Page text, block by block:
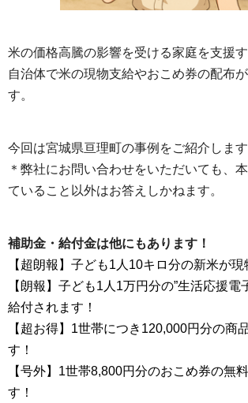
米の価格高騰の影響を受ける家庭を支援
自治体で米の現物支給やおこめ券の配布
す。
今回は宮城県亘理町の事例をご紹介します
＊弊社にお問い合わせをいただいても、
ていること以外はお答えしかねます。
補助金・給付金は他にもあります！
【超朗報】子ども1人10キロ分の新米が現
【朗報】子ども1人1万円分の”生活応援電
給付されます！
【超お得】1世帯につき120,000円分の商
す！
【号外】1世帯8,800円分のおこめ券の無
す！